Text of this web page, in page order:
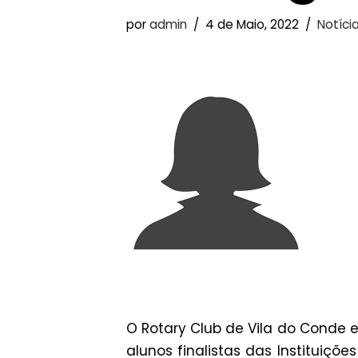
poradmin 4 de Maio, 2022
O Rotary Club de Vila do Conde
alunos finalistas das